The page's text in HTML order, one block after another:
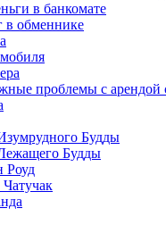
в банкомате
в обменнике
проблемы с арендой
Будды
Будды
Роуд